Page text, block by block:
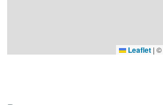
Leaflet | ©